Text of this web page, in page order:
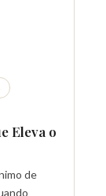
Eleva o
de